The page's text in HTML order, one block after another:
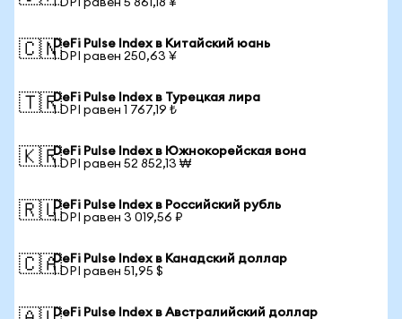
1 DPI равен 5 861,18 ¥
🇨🇳DeFi Pulse Index в Китайский юань
1 DPI равен 250,63 ¥
🇹🇷DeFi Pulse Index в Турецкая лира
1 DPI равен 1 767,19 ₺
🇰🇷DeFi Pulse Index в Южнокорейская вона
1 DPI равен 52 852,13 ₩
🇷🇺DeFi Pulse Index в Российский рубль
1 DPI равен 3 019,56 ₽
🇨🇦DeFi Pulse Index в Канадский доллар
1 DPI равен 51,95 $
DeFi Pulse Index в Австралийский доллар